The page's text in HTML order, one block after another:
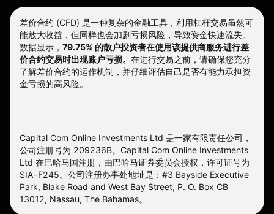
差价合约 (CFD) 是一种复杂的金融工具，利用杠杆交易虽然可
能放大收益，但同样也会加剧亏损风险，导致资金快速流失。
数据显示， 79.75% 的散户投资者在使用该提供商服务进行差
价合约交易时出现账户亏损。 在进行交易之前，请确保您充分
了解差价合约的运作机制，并仔细评估自己是否有能力承担资
金亏损的高风险。
Capital Com Online Investments Ltd 是一家有限责任公司，
公司注册号为 209236B。Capital Com Online Investments
Ltd 在巴哈马国注册，由巴哈马证券委员会授权，许可证号为
SIA-F245。公司注册办事处地址是：#3 Bayside Executive
Park, Blake Road and West Bay Street, P. O. Box CB
13012, Nassau, The Bahamas。